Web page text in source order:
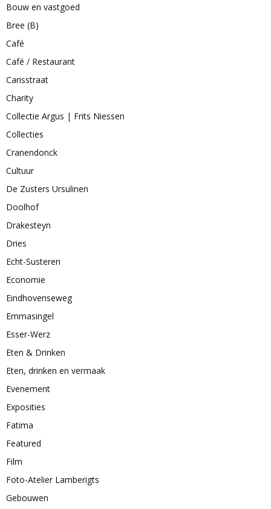
Bouw en vastgoed
Bree (B)
Café
Café / Restaurant
Carisstraat
Charity
Collectie Argus | Frits Niessen
Collecties
Cranendonck
Cultuur
De Zusters Ursulinen
Doolhof
Drakesteyn
Dries
Echt-Susteren
Economie
Eindhovenseweg
Emmasingel
Esser-Werz
Eten & Drinken
Eten, drinken en vermaak
Evenement
Exposities
Fatima
Featured
Film
Foto-Atelier Lamberigts
Gebouwen